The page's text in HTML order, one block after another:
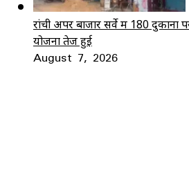
रांची अपर बाजार सर्वे में 180 दुकानों
योजना तेज हुई
August 7, 2026